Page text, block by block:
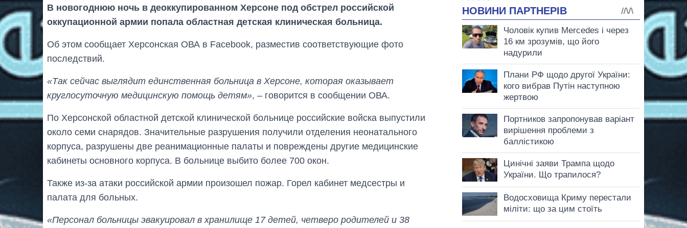
В новогоднюю ночь в деоккупированном Херсоне под обстрел российской
оккупационной армии попала областная детская клиническая больница.
Об этом сообщает Херсонская ОВА в Facebook, разместив соответствующие фото
последствий.
«Так сейчас выглядит единственная больница в Херсоне, которая оказывает
круглосуточную медицинскую помощь детям», – говорится в сообщении ОВА.
По Херсонской областной детской клинической больнице российские войска выпустили
около семи снарядов. Значительные разрушения получили отделения неонатального
корпуса, разрушены две реанимационные палаты и повреждены другие медицинские
кабинеты основного корпуса. В больнице выбито более 700 окон.
Также из-за атаки российской армии произошел пожар. Горел кабинет медсестры и
палата для больных.
«Персонал больницы эвакуировал в хранилище 17 детей, четверо родителей и 38